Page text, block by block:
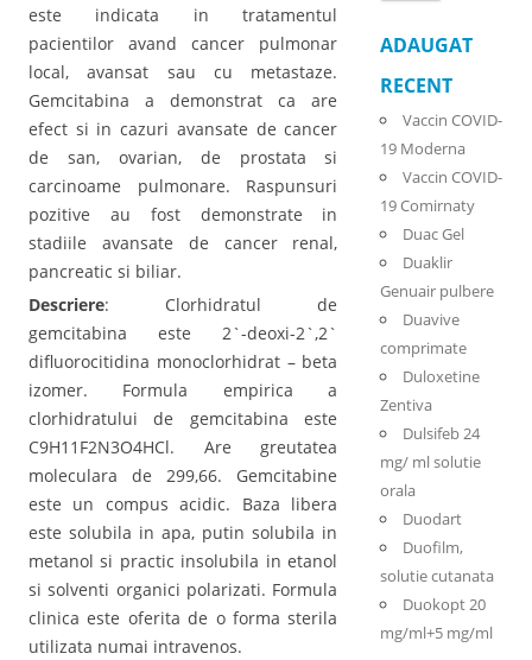
este indicata in tratamentul
pacientilor avand cancer pulmonar
local, avansat sau cu metastaze.
Gemcitabina a demonstrat ca are
efect si in cazuri avansate de cancer
de san, ovarian, de prostata si
carcinoame pulmonare. Raspunsuri
pozitive au fost demonstrate in
stadiile avansate de cancer renal,
pancreatic si biliar.
Descriere: Clorhidratul de
gemcitabina este 2`-deoxi-2`,2`
difluorocitidina monoclorhidrat – beta
izomer. Formula empirica a
clorhidratului de gemcitabina este
C9H11F2N3O4HCl. Are greutatea
moleculara de 299,66. Gemcitabine
este un compus acidic. Baza libera
este solubila in apa, putin solubila in
metanol si practic insolubila in etanol
si solventi organici polarizati. Formula
clinica este oferita de o forma sterila
utilizata numai intravenos.
ADAUGAT
RECENT
Vaccin COVID-
19 Moderna
Vaccin COVID-
19 Comirnaty
Duac Gel
Duaklir
Genuair pulbere
Duavive
comprimate
Duloxetine
Zentiva
Dulsifeb 24
mg/ ml solutie
orala
Duodart
Duofilm,
solutie cutanata
Duokopt 20
mg/ml+5 mg/ml